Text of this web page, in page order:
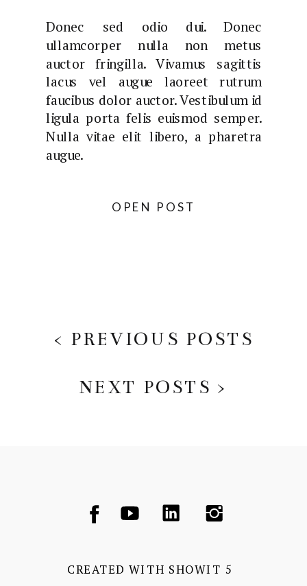
Donec sed odio dui. Donec
ullamcorper nulla non metus
auctor fringilla. Vivamus sagittis
lacus vel augue laoreet rutrum
faucibus dolor auctor. Vestibulum id
ligula porta felis euismod semper.
Nulla vitae elit libero, a pharetra
augue.
OPEN POST
< PREVIOUS POSTS
NEXT POSTS >
CREATED WITH SHOWIT 5